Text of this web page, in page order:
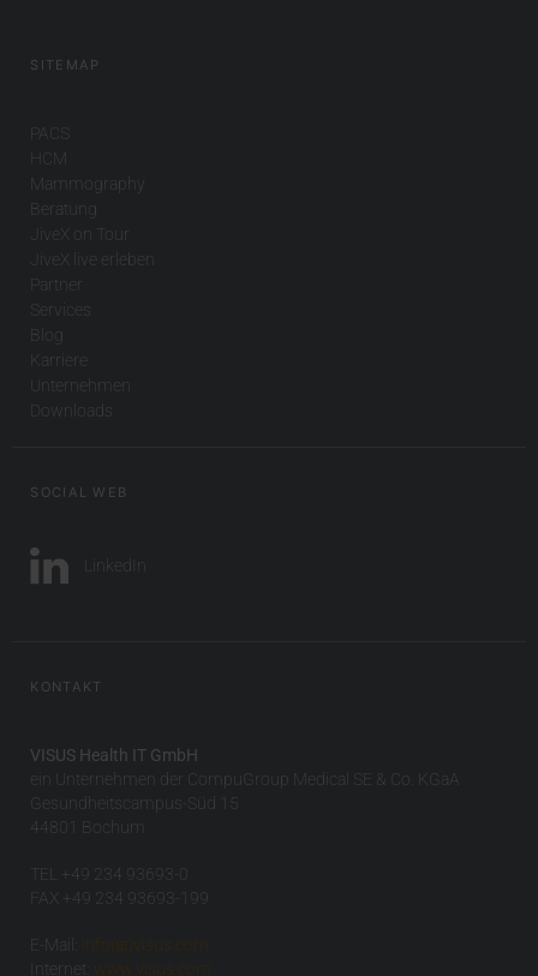
SITEMAP
PACS
HCM
Mammography
Beratung
JiveX on Tour
JiveX live erleben
Partner
Services
Blog
Karriere
Unternehmen
Downloads
SOCIAL WEB
LinkedIn
KONTAKT
VISUS Health IT GmbH
ein Unternehmen der CompuGroup Medical SE & Co. KGaA
Gesundheitscampus-Süd 15
44801 Bochum
TEL +49 234 93693-0
FAX +49 234 93693-199
E-Mail:
info(at)visus.com
Internet:
www.visus.com